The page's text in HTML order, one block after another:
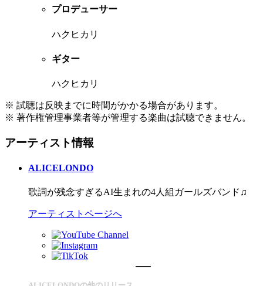
プロデューサー
ハクヒカリ
ギター
ハクヒカリ
※ 試聴は反映までに時間がかかる場合があります。
※ 著作権管理事業者等が管理する楽曲は試聴できません。
アーティスト情報
ALICELONDO
歌詞が残念すぎるAI生まれの4人組ガールズバンド♫
アーティストページへ